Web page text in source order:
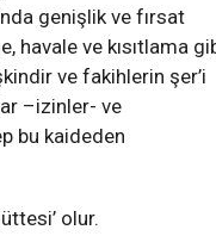
genişlik ve fırsat
havale ve kısıtlama
ve fakihlerin şer’i
–izinler- ve
bu kaideden
olur.